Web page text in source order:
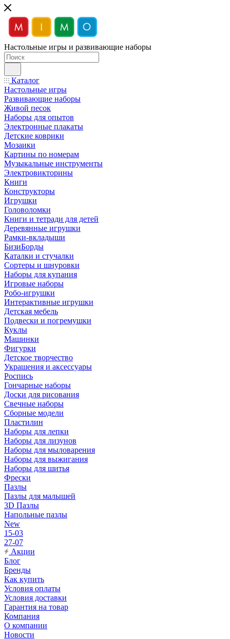
Настольные игры и развивающие наборы
Каталог
Настольные игры
Развивающие наборы
Живой песок
Наборы для опытов
Электронные плакаты
Детские коврики
Мозаики
Картины по номерам
Музыкальные инструменты
Электровикторины
Книги
Конструкторы
Игрушки
Головоломки
Книги и тетради для детей
Деревянные игрушки
Рамки-вкладыши
БизиБорды
Каталки и стучалки
Сортеры и шнуровки
Наборы для купания
Игровые наборы
Робо-игрушки
Интерактивные игрушки
Детская мебель
Подвески и погремушки
Куклы
Машинки
Фигурки
Детское творчество
Украшения и аксессуары
Роспись
Гончарные наборы
Доски для рисования
Свечные наборы
Сборные модели
Пластилин
Наборы для лепки
Наборы для лизунов
Наборы для мыловарения
Наборы для выжигания
Наборы для шитья
Фрески
Пазлы
Пазлы для малышей
3D Пазлы
Напольные пазлы
New
15-03
27-07
Акции
Блог
Бренды
Как купить
Условия оплаты
Условия доставки
Гарантия на товар
Компания
О компании
Новости